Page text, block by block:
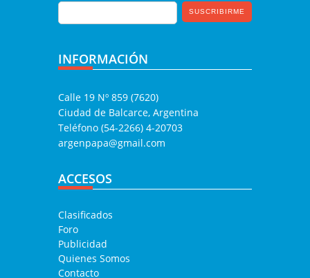
INFORMACIÓN
Calle 19 Nº 859 (7620)
Ciudad de Balcarce, Argentina
Teléfono (54-2266) 4-20703
argenpapa@gmail.com
ACCESOS
Clasificados
Foro
Publicidad
Quienes Somos
Contacto